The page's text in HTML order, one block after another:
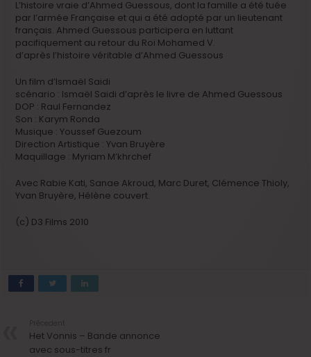
L’histoire vraie d’Ahmed Guessous, dont la famille a été tuée
par l’armée Française et qui a été adopté par un lieutenant
français. Ahmed Guessous participera en luttant
pacifiquement au retour du Roi Mohamed V.
d’après l’histoire véritable d’Ahmed Guessous
Un film d’Ismaël Saidi
scénario : Ismaël Saidi d’après le livre de Ahmed Guessous
DOP : Raul Fernandez
Son : Karym Ronda
Musique : Youssef Guezoum
Direction Artistique : Yvan Bruyère
Maquillage : Myriam M’khrchef
Avec Rabie Kati, Sanae Akroud, Marc Duret, Clémence Thioly,
Yvan Bruyère, Hélène couvert.
(c) D3 Films 2010
Het Vonnis – Bande annonce
avec sous-titres fr